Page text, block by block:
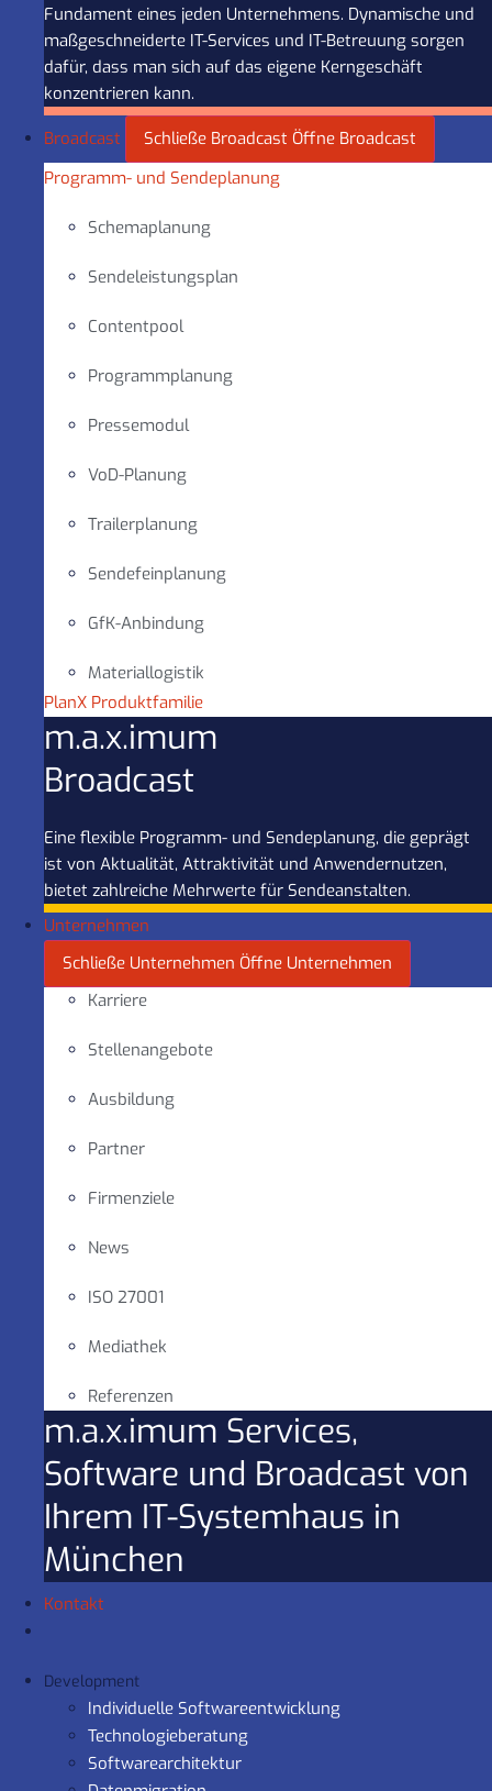
Fundament eines jeden Unternehmens. Dynamische und
maßgeschneiderte IT-Services und IT-Betreuung sorgen
dafür, dass man sich auf das eigene Kerngeschäft
konzentrieren kann.
Broadcast Schließe Broadcast Öffne Broadcast
Programm- und Sendeplanung
Schemaplanung
Sendeleistungsplan
Contentpool
Programmplanung
Pressemodul
VoD-Planung
Trailerplanung
Sendefeinplanung
GfK-Anbindung
Materiallogistik
PlanX Produktfamilie
m.a.x.imum
Broadcast
Eine flexible Programm- und Sendeplanung, die geprägt
ist von Aktualität, Attraktivität und Anwendernutzen,
bietet zahlreiche Mehrwerte für Sendeanstalten.
Unternehmen
Schließe Unternehmen Öffne Unternehmen
Karriere
Stellenangebote
Ausbildung
Partner
Firmenziele
News
ISO 27001
Mediathek
Referenzen
m.a.x.imum Services,
Software und Broadcast von
Ihrem IT-Systemhaus in
München
Kontakt
Development
Individuelle Softwareentwicklung
Technologieberatung
Softwarearchitektur